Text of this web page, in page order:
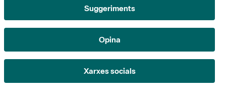
Suggeriments
Opina
Xarxes socials